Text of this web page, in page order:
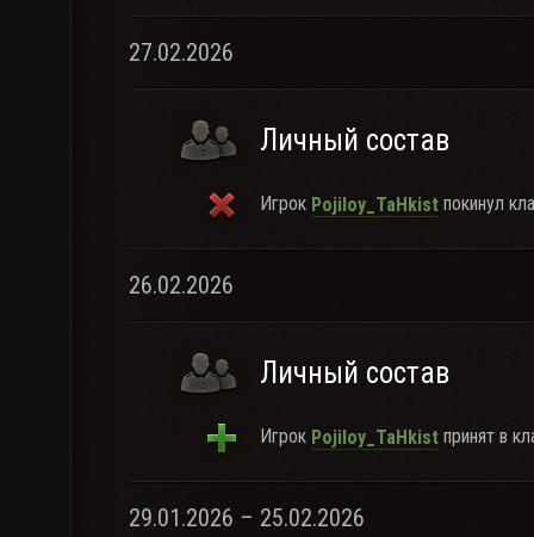
27.02.2026
Личный состав
Игрок Pojiloy_TaHkist покинул
26.02.2026
Личный состав
Игрок Pojiloy_TaHkist принят в
29.01.2026 – 25.02.2026